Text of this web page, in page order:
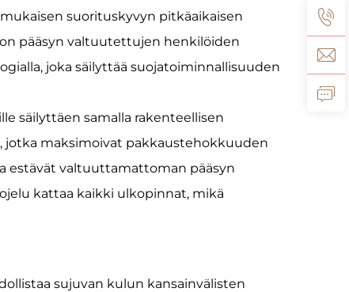
suorituskyvyn pitkäaikaisen
pääsyn valtuutettujen henkilöiden
joka säilyttää suojatoiminnallisuuden
säilyttäen samalla rakenteellisen
jotka maksimoivat pakkaustehokkuuden
estävät valtuuttamattoman pääsyn
kattaa kaikki ulkopinnat, mikä
sujuvan kulun kansainvälisten